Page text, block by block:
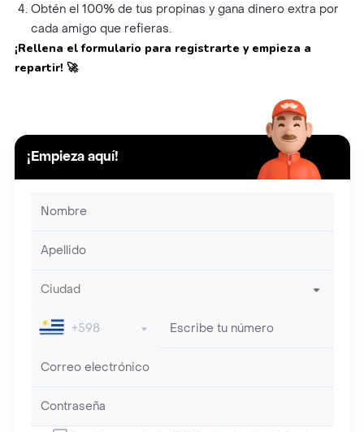
Obtén el 100% de tus propinas y gana dinero extra por
cada amigo que refieras.
¡Rellena el formulario para registrarte y empieza a
repartir! 🚀
¡Empieza aquí!